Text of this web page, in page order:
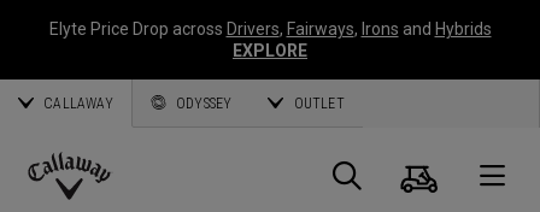
Elyte Price Drop across Drivers, Fairways, Irons and Hybrids
EXPLORE
CALLAWAY ODYSSEY OUTLET
Suche